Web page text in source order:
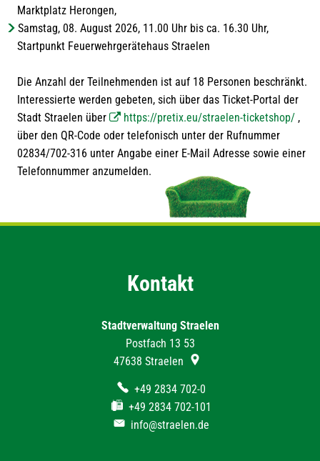
Marktplatz Herongen,
Samstag, 08. August 2026, 11.00 Uhr bis ca. 16.30 Uhr,
Startpunkt Feuerwehrgerätehaus Straelen
Die Anzahl der Teilnehmenden ist auf 18 Personen beschränkt.
Interessierte werden gebeten, sich über das Ticket-Portal der
Stadt Straelen über
https://pretix.eu/straelen-ticketshop/ ,
über den QR-Code oder telefonisch unter der Rufnummer
02834/702-316 unter Angabe einer E-Mail Adresse sowie einer
Telefonnummer anzumelden.
Kontakt
Stadtverwaltung Straelen
Postfach 13 53
47638 Straelen
+49 2834 702-0
+49 2834 702-101
info@straelen.de